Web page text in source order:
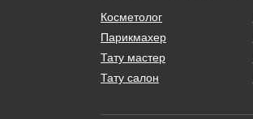
Косметолог
Парикмахер
Тату мастер
Тату салон